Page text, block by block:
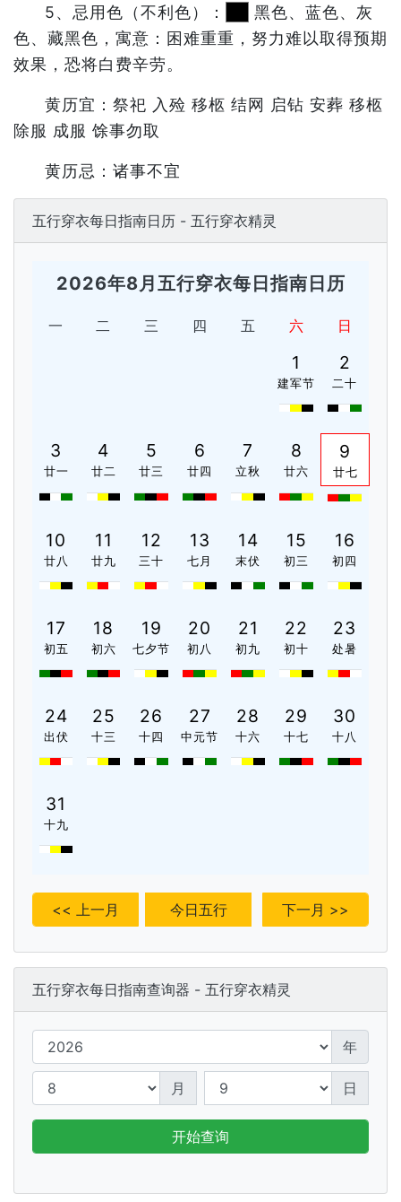
5、忌用色（不利色）：
黑色、蓝色、灰
色、藏黑色，寓意：困难重重，努力难以取得预期
效果，恐将白费辛劳。
黄历宜：祭祀 入殓 移柩 结网 启钻 安葬 移柩
除服 成服 馀事勿取
黄历忌：诸事不宜
五行穿衣每日指南日历 - 五行穿衣精灵
2026年8月五行穿衣每日指南日历
一 二 三 四 五 六 日
1
建军节
2
二十
3
廿一
4
廿二
5
廿三
6
廿四
7
立秋
8
廿六
9
廿七
10
廿八
11
廿九
12
三十
13
七月
14
末伏
15
初三
16
初四
17
初五
18
初六
19
七夕节
20
初八
21
初九
22
初十
23
处暑
24
出伏
25
十三
26
十四
27
中元节
28
十六
29
十七
30
十八
31
十九
<< 上一月 今日五行 下一月 >>
五行穿衣每日指南查询器 - 五行穿衣精灵
年
月 日
开始查询